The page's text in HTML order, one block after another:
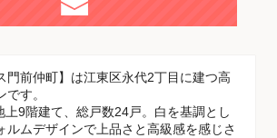
門前仲町】は江東区永代2丁目に建つ高
す。
9階建て、総戸数24戸。白を基調とし
ルムデザインで上品さと高級感を感じさ